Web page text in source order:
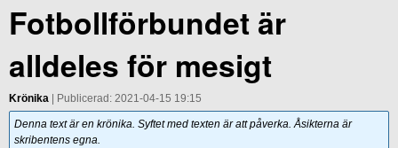
Fotbollförbundet är
alldeles för mesigt
Krönika | Publicerad: 2021-04-15 19:15
Denna text är en krönika. Syftet med texten är att påverka. Åsikterna är
skribentens egna.